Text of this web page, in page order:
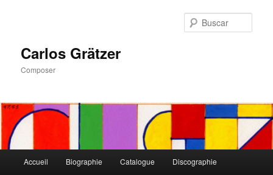
Carlos Grätzer
Composer
principal
Accueil Biographie Catalogue Discographie